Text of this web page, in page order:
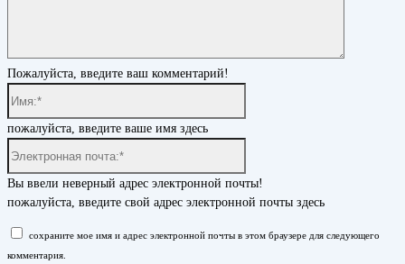
Пожалуйста, введите ваш комментарий!
пожалуйста, введите ваше имя здесь
Вы ввели неверный адрес электронной почты!
пожалуйста, введите свой адрес электронной почты здесь
сохраните мое имя и адрес электронной почты в этом браузере для следующего
комментария.